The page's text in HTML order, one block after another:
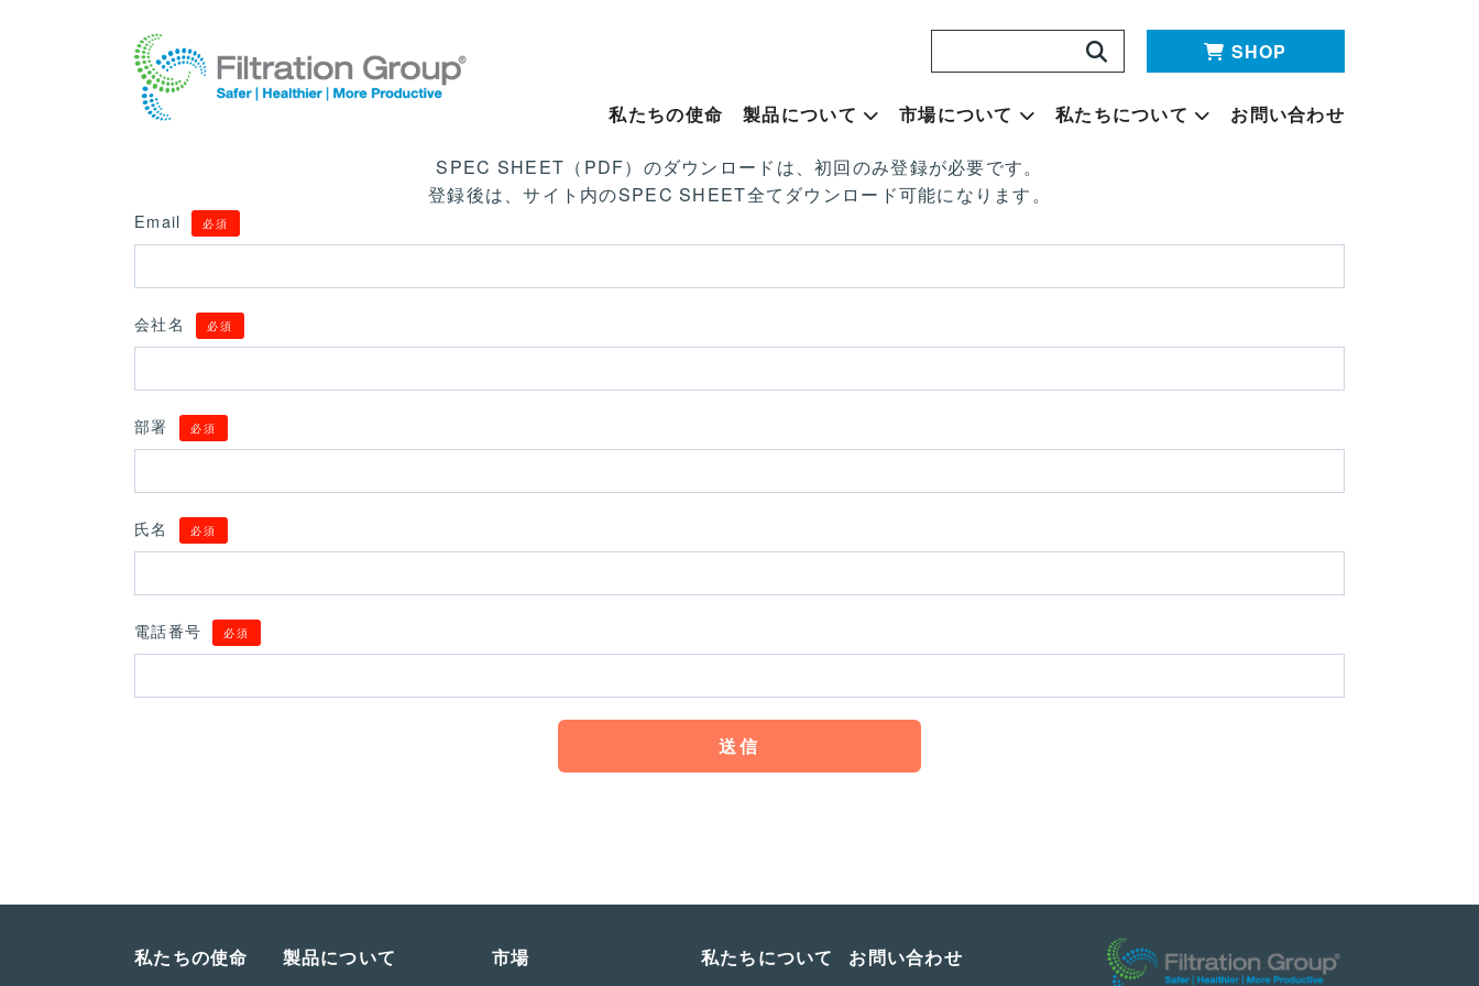
SHOP
私たちの使命 製品について 市場について 私たちについて お問い合わせ
SPEC SHEET（PDF）のダウンロードは、初回のみ登録が必要です。
登録後は、サイト内のSPEC SHEET全てダウンロード可能になります。
Email 必須
会社名 必須
部署 必須
氏名 必須
電話番号 必須
私たちの使命 製品について 市場 私たちについて お問い合わせ